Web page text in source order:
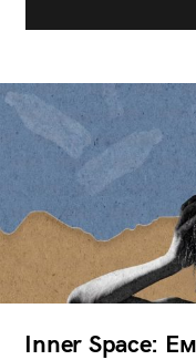
Inner Space: